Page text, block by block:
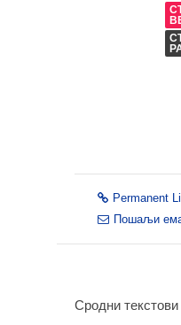
Permanent
Пошаљи
Сродни текстови